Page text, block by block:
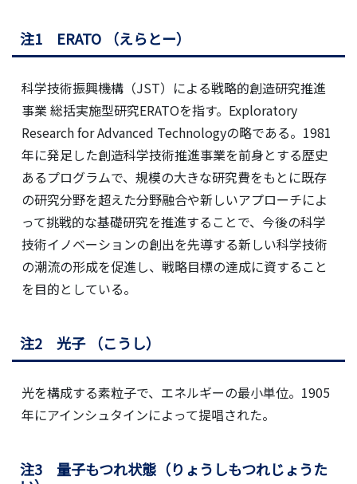
注1 ERATO （えらとー）
科学技術振興機構（JST）による戦略的創造研究推進
事業 総括実施型研究ERATOを指す。Exploratory
Research for Advanced Technologyの略である。1981
年に発足した創造科学技術推進事業を前身とする歴史
あるプログラムで、規模の大きな研究費をもとに既存
の研究分野を超えた分野融合や新しいアプローチによ
って挑戦的な基礎研究を推進することで、今後の科学
技術イノベーションの創出を先導する新しい科学技術
の潮流の形成を促進し、戦略目標の達成に資すること
を目的としている。
注2 光子 （こうし）
光を構成する素粒子で、エネルギーの最小単位。1905
年にアインシュタインによって提唱された。
注3 量子もつれ状態（りょうしもつれじょうた